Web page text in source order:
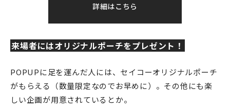
詳細はこちら
来場者にはオリジナルポーチをプレゼント！
POPUPに足を運んだ人には、セイコーオリジナルポーチ
がもらえる（数量限定なのでお早めに）。その他にも楽
しい企画が用意されているとか。